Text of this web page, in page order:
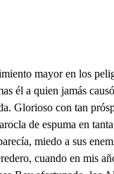
pleito ni trato, vana ambición ni artificio, solo temo el aparato del universal juicio. Fuerte Belisario, amigo Ataul A taulfo, a la venganza; que tan justamente sigo, obligueos vuestra alabanza, si con mi amor no os obligo. Cuanto tu valor provoca! Cuánto tu razón altera! Beber su sangre me toca; muera el Longobardo. Muera. . Toca al arma A marchar toca. Parece que obedeciendo aún hasta el aire tu voz, ecos formó de la caja, voces de trompas formó. Una tropa de caballos del enemigo escuadrón a nuestras tiendas se acerca, ya llega; en ellas entró, Suspended trompas, y cajas, dejad el belico son, en tanto que a mis victorias el justo lugar les doy. Valeroso Turisendo; cuyo arrogante pendón audaz trémoló en el viento; libre se miró en el Sol. Yo soy el Rey Albuino, yo soy el que muerte dio a tu mal logrado hijo, a tu digno sucesor. Mal digo fue su homicida la atrevida presunción, que le indujo a mi desprecio, que a mi ofensa le incitó. Matole su bizarría, murió a manos del valor, que intrépido le inspiraba generoso corazón!